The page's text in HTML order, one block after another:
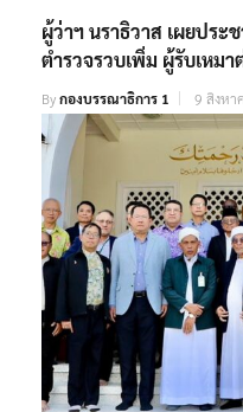
ผู้ว่าฯ นราธิวาส เผยประ
ตำรวจรวบเพิ่ม ผู้รับเหม
Byกองบรรณาธิการ 1 9 สิงหา